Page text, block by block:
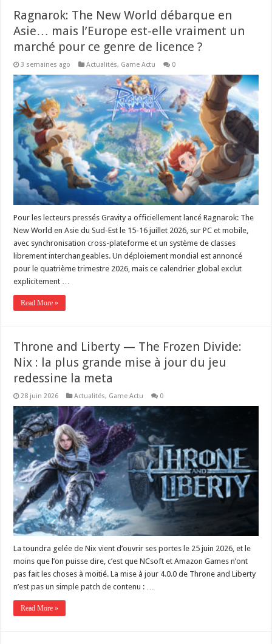
Ragnarok: The New World débarque en
Asie… mais l’Europe est-elle vraiment un
marché pour ce genre de licence ?
3 semaines ago Actualités, Game Actu 0
Pour les lecteurs pressés Gravity a officiellement lancé Ragnarok: The
New World en Asie du Sud-Est le 15-16 juillet 2026, sur PC et mobile,
avec synchronisation cross-plateforme et un système de classes
librement interchangeables. Un déploiement mondial est annoncé
pour le quatrième trimestre 2026, mais ce calendrier global exclut
explicitement …
Read More »
Throne and Liberty — The Frozen Divide:
Nix : la plus grande mise à jour du jeu
redessine la meta
28 juin 2026 Actualités, Game Actu 0
La toundra gelée de Nix vient d’ouvrir ses portes le 25 juin 2026, et le
moins que l’on puisse dire, c’est que NCsoft et Amazon Games n’ont
pas fait les choses à moitié. La mise à jour 4.0.0 de Throne and Liberty
n’est pas un simple patch de contenu : …
Read More »